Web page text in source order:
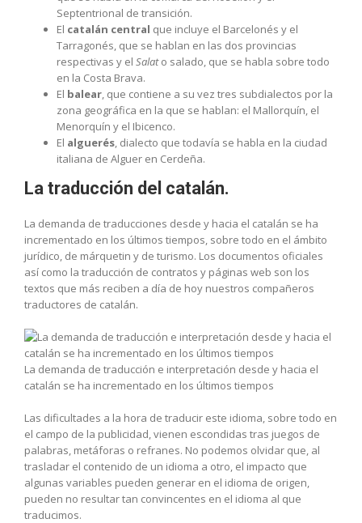
Septentrional de transición.
El catalán central que incluye el Barcelonés y el
Tarragonés, que se hablan en las dos provincias
respectivas y el Salato salado, que se habla sobre todo
en la Costa Brava.
El balear, que contiene a su vez tres subdialectos por la
zona geográfica en la que se hablan: el Mallorquín, el
Menorquín y el Ibicenco.
El alguerés, dialecto que todavía se habla en la ciudad
italiana de Alguer en Cerdeña.
La traducción del catalán.
La demanda de traducciones desde y hacia el catalán se ha
incrementado en los últimos tiempos, sobre todo en el ámbito
jurídico, de márquetin y de turismo. Los documentos oficiales
así como la traducción de contratos y páginas web son los
textos que más reciben a día de hoy nuestros compañeros
traductores de catalán.
La demanda de traducción e interpretación desde y hacia el
catalán se ha incrementado en los últimos tiempos
Las dificultades a la hora de traducir este idioma, sobre todo en
el campo de la publicidad, vienen escondidas tras juegos de
palabras, metáforas o refranes. No podemos olvidar que, al
trasladar el contenido de un idioma a otro, el impacto que
algunas variables pueden generar en el idioma de origen,
pueden no resultar tan convincentes en el idioma al que
traducimos.